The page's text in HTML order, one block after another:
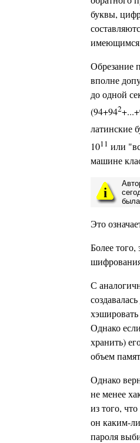
буквы,
имеющимся.
Обрезание
вполне
до одной
(94+942
латинские
1011 или
машине
Это
Более
С
Однако
хранить)
объем
Однако
не менее
из того,
он каким-
пароля